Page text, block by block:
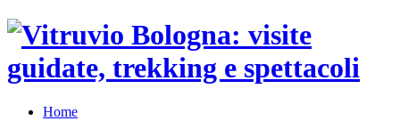
Home